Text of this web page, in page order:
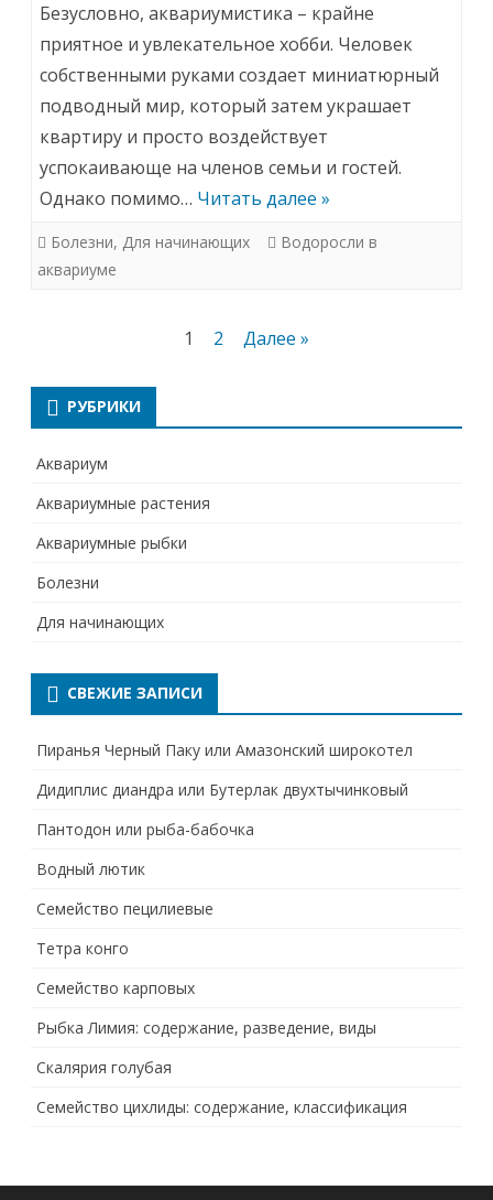
Зеленые
водоросли
в
аквариуме:
Виды,
борьбы
Безусловно, аквариумистика – крайне
приятное и увлекательное хобби. Человек
собственными руками создает миниатюрный
подводный мир, который затем украшает
квартиру и просто воздействует
успокаивающе на членов семьи и гостей.
Однако помимо… Читать далее »
Болезни, Для начинающих
Водоросли в
аквариуме
1 2 Далее »
РУБРИКИ
Аквариум
Аквариумные растения
Аквариумные рыбки
Болезни
Для начинающих
СВЕЖИЕ ЗАПИСИ
Пиранья Черный Паку или Амазонский широкотел
Дидиплис диандра или Бутерлак двухтычинковый
Пантодон или рыба-бабочка
Водный лютик
Семейство пецилиевые
Тетра конго
Семейство карповых
Рыбка Лимия: содержание, разведение, виды
Скалярия голубая
Семейство цихлиды: содержание, классификация